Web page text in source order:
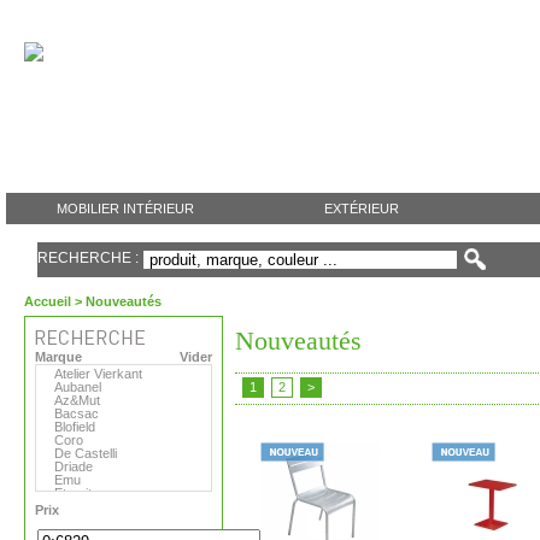
MOBILIER INTÉRIEUR EXTÉRIEUR
RECHERCHE :
Accueil > Nouveautés
Vider
Marque
Atelier Vierkant
Aubanel
Az&Mut
Bacsac
Blofield
Coro
De Castelli
Driade
Emu
Eternit
Eva Solo
Extremis
Fermob
Prix
Nouveautés
1 2 >